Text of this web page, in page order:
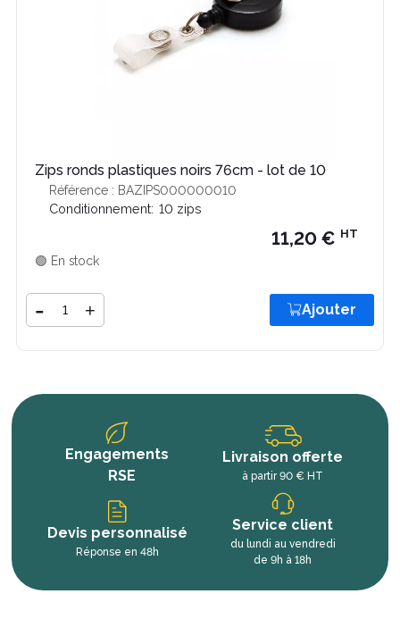
Zips ronds plastiques noirs 76cm - lot de 10
Référence : BAZIPS000000010
Conditionnement: 10 zips
11,20 € HT
🟢 En stock
-
Quantité + Ajouter
Engagements
RSE
Livraison offerte
à partir 90 € HT
Devis personnalisé
Réponse en 48h
Service client
du lundi au vendredi
de 9h à 18h